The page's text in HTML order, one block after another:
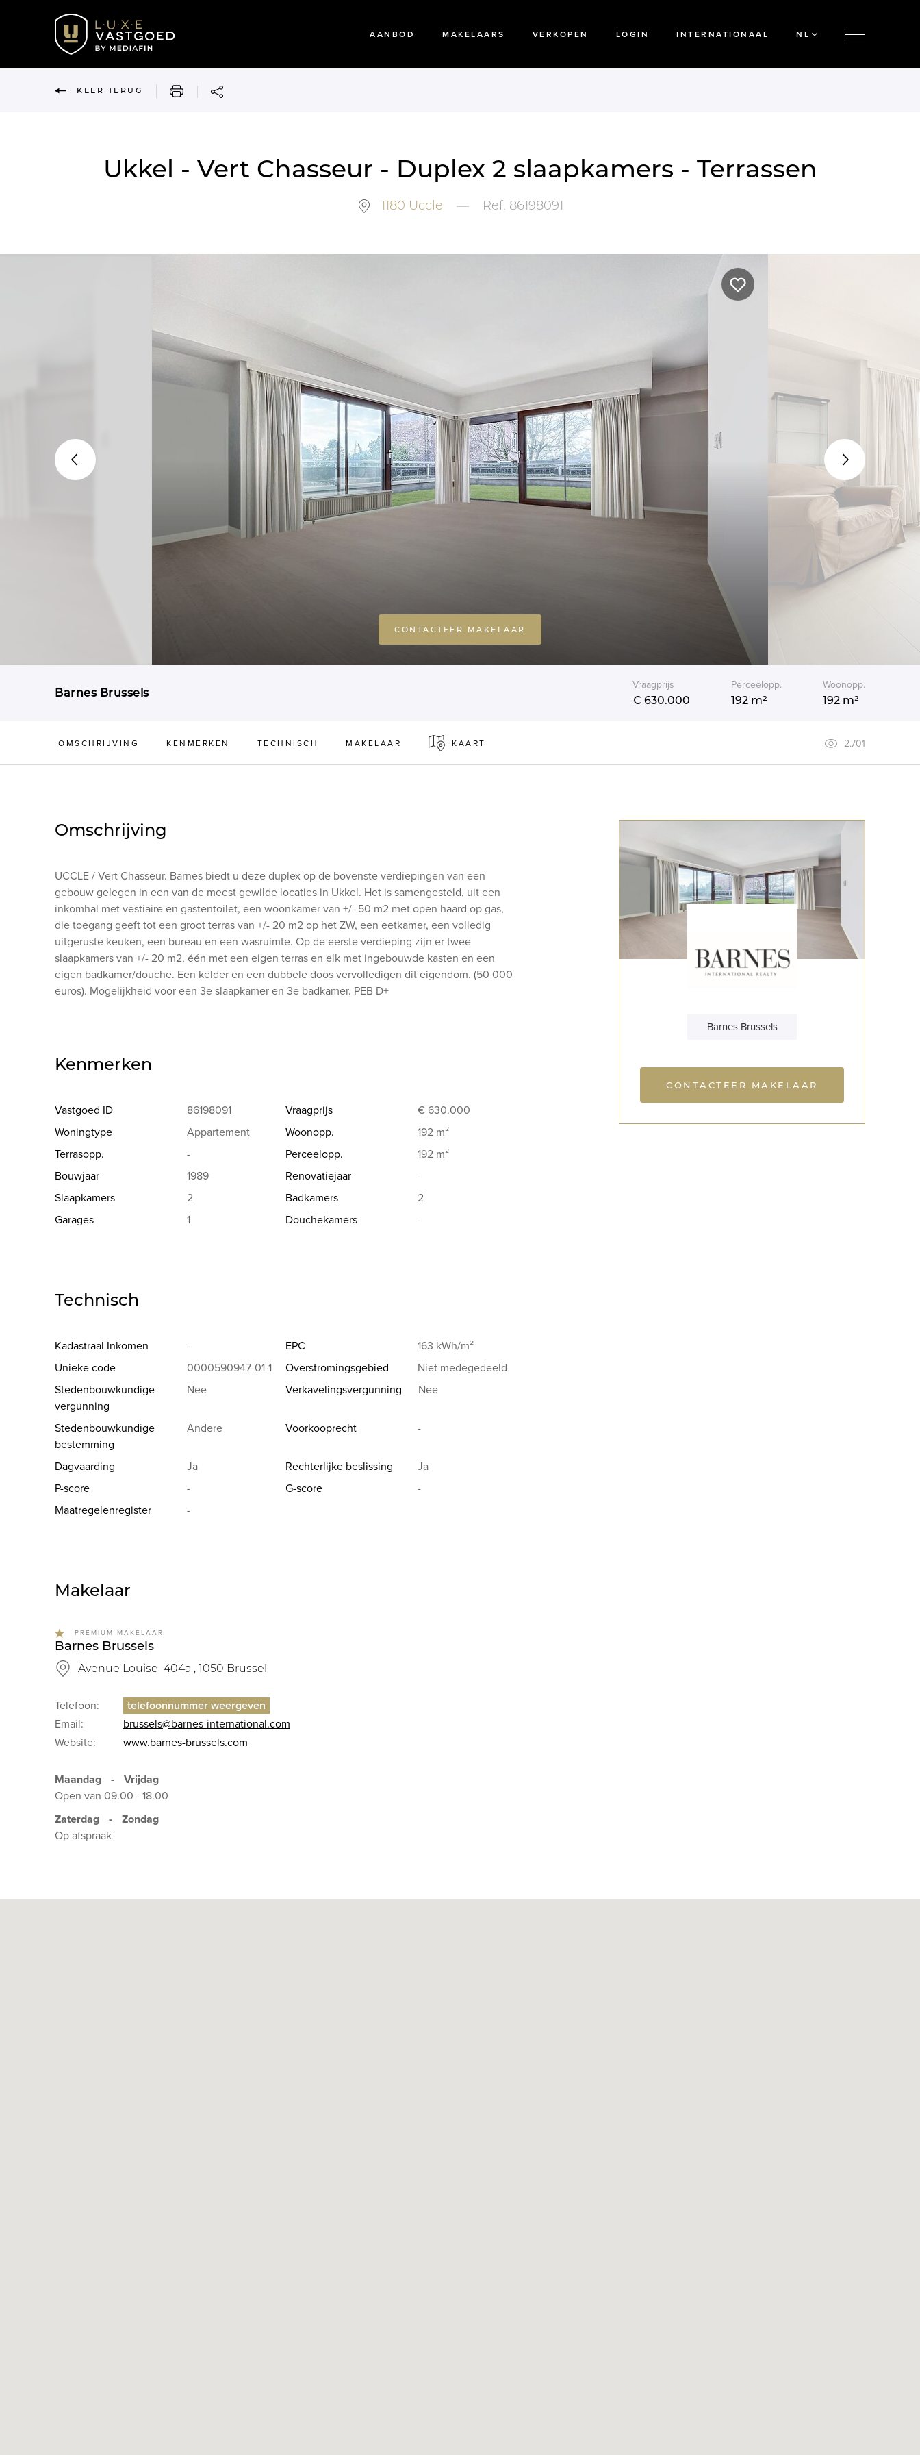
AANBOD MAKELAARS VERKOPEN LOGIN INTERNATIONAAL NL
KEER TERUG AFDRUKKEN
Ukkel - Vert Chasseur - Duplex 2 slaapkamers - Terrassen
1180 Uccle — Ref. 86198091
CONTACTEER MAKELAAR
Barnes Brussels
Vraagprijs
€ 630.000
Perceelopp.
192 m²
Woonopp.
192 m²
OMSCHRIJVING KENMERKEN TECHNISCH MAKELAAR KAART 2.701
Omschrijving
UCCLE / Vert Chasseur. Barnes biedt u deze duplex op de bovenste verdiepingen van een
gebouw gelegen in een van de meest gewilde locaties in Ukkel. Het is samengesteld, uit een
inkomhal met vestiaire en gastentoilet, een woonkamer van +/- 50 m2 met open haard op gas,
die toegang geeft tot een groot terras van +/- 20 m2 op het ZW, een eetkamer, een volledig
uitgeruste keuken, een bureau en een wasruimte. Op de eerste verdieping zijn er twee
slaapkamers van +/- 20 m2, één met een eigen terras en elk met ingebouwde kasten en een
eigen badkamer/douche. Een kelder en een dubbele doos vervolledigen dit eigendom. (50 000
euros). Mogelijkheid voor een 3e slaapkamer en 3e badkamer. PEB D+
Kenmerken
Vastgoed ID 86198091 Vraagprijs
€ 630.000
Woningtype
Appartement Woonopp.
192 m²
Terrasopp.
- Perceelopp.
192 m²
Bouwjaar
1989 Renovatiejaar
-
Slaapkamers
2 Badkamers
2
Garages
1 Douchekamers -
Technisch
Kadastraal Inkomen - EPC
163 kWh/m²
Unieke code
0000590947-01-1 Overstromingsgebied
Niet medegedeeld
Stedenbouwkundige
vergunning
Nee Verkavelingsvergunning Nee
Stedenbouwkundige
bestemming
Andere Voorkooprecht -
Dagvaarding Ja Rechterlijke beslissing
Ja
P-score
- G-score
-
Maatregelenregister
-
Makelaar
PREMIUM MAKELAAR
Barnes Brussels
Avenue Louise 404a , 1050 Brussel
Telefoon:
Email:
brussels@barnes-international.com
Website:
www.barnes-brussels.com
Maandag -
Vrijdag
Open van 09.00 - 18.00
Zaterdag
-
Zondag
Op afspraak
Barnes Brussels
CONTACTEER MAKELAAR